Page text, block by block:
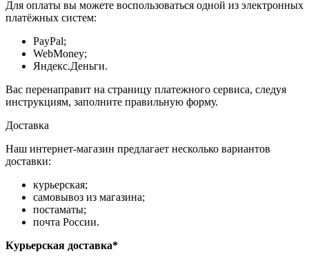
Для оплаты вы можете воспользоваться одной из электронных
платёжных систем:
PayPal;
WebMoney;
Яндекс.Деньги.
Вас перенаправит на страницу платежного сервиса, следуя
инструкциям, заполните правильную форму.
Доставка
Наш интернет-магазин предлагает несколько вариантов
доставки:
курьерская;
самовывоз из магазина;
постаматы;
почта России.
Курьерская доставка*